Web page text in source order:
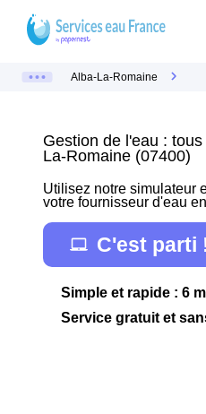
Alba-La-Romaine
Gestion de l'eau :
La-Romaine (07400)
Utilisez notre simulateur
votre fournisseur d'eau
C'est parti
Simple et rapide : 6
Service gratuit et